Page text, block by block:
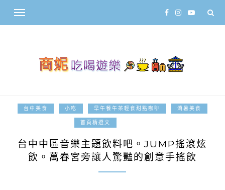
台中美食 小吃 早午餐午茶輕食甜點咖啡 消暑美食
首頁精選文
台中中區音樂主題飲料吧。JUMP搖滾炫
飲。萬春宮旁讓人驚豔的創意手搖飲